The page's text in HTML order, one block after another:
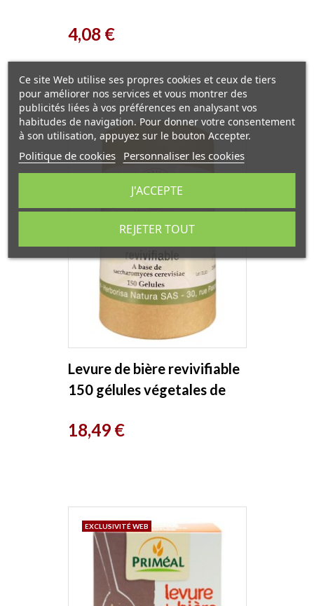
Prix
4,08 €
Levure de bière revivifiable
150 gélules végetales de
Prix
18,49 €
EXCLUSIVITÉ WEB
Ce site Web utilise ses propres cookies et ceux de tiers
pour améliorer nos services et vous montrer des
publicités liées à vos préférences en analysant vos
habitudes de navigation. Pour donner votre consentement
à son utilisation, appuyez sur le bouton Accepter.
Politique de cookies Personnaliser les cookies
REJETER TOUT
J'ACCEPTE